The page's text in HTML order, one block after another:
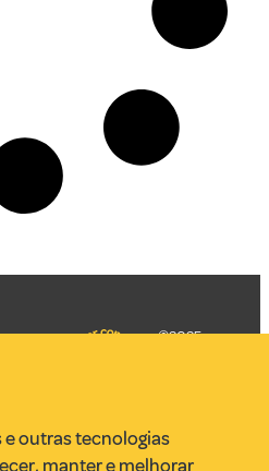
©2025
e outras tecnologias
manter e melhorar